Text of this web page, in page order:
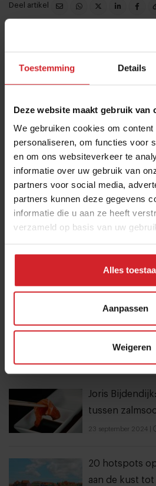
Toestemming Details
Deze website maakt gebruik van
We gebruiken cookies om
personaliseren, om functies voor
en om ons websiteverkeer te
informatie over uw gebruik van
partners voor social media,
partners kunnen deze gegevens
informatie die u aan ze heeft
verzameld op basis van uw
Alles
Aanpassen
Weigeren
Deel artikel
Meld je gratis aan voor
Magazine!
THANKS
met de laatste trends, culinaire
per e-mail ontvangen. Klik hier
Veel gelezen artikelen
Bangkok is
dampende
3 augustus 2026|
Bangkok is
dampende
Joris
tussen
23 september 2024
20 hotspots
aan de kust